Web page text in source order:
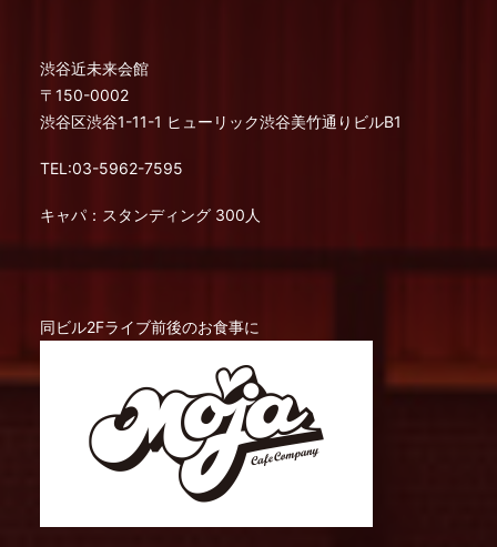
渋谷近未来会館
〒150-0002
渋谷区渋谷1-11-1 ヒューリック渋谷美竹通りビルB1
TEL:03-5962-7595
キャパ：スタンディング 300人
同ビル2Fライブ前後のお食事に